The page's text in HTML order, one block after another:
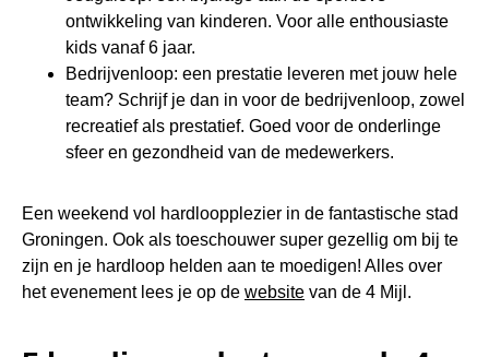
ontwikkeling van kinderen. Voor alle enthousiaste
kids vanaf 6 jaar.
Bedrijvenloop: een prestatie leveren met jouw hele
team? Schrijf je dan in voor de bedrijvenloop, zowel
recreatief als prestatief. Goed voor de onderlinge
sfeer en gezondheid van de medewerkers.
Een weekend vol hardloopplezier in de fantastische stad
Groningen. Ook als toeschouwer super gezellig om bij te
zijn en je hardloop helden aan te moedigen! Alles over
het evenement lees je op de website van de 4 Mijl.